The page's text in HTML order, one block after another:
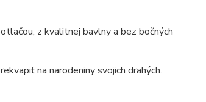
z kvalitnej bavlny a bez bočných
na narodeniny svojich drahých.